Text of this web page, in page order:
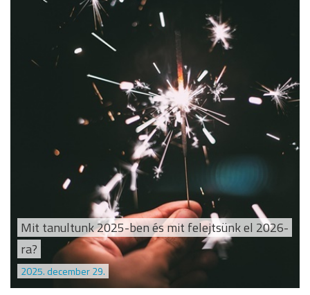
Mit tanultunk 2025-ben és mit felejtsünk el 2026-
ra?
2025. december 29.